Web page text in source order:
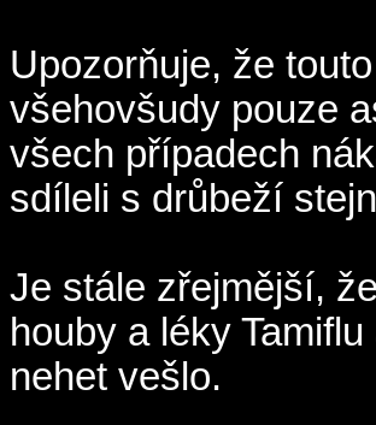
Upozorňuje, že
všehovšudy pouze
všech případech
sdíleli s drůbeží
Je stále zřejmější,
houby a léky
nehet vešlo.